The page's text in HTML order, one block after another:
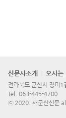
신문사소개 오시는
전라북도 군산시 장미
Tel. 063-445-4700
ⓒ 2020. 새군산신문